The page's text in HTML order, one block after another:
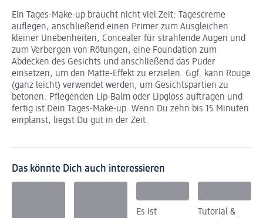
Ein Tages-Make-up braucht nicht viel Zeit: Tagescreme
auflegen, anschließend einen Primer zum Ausgleichen
kleiner Unebenheiten, Concealer für strahlende Augen und
zum Verbergen von Rötungen, eine Foundation zum
Abdecken des Gesichts und anschließend das Puder
einsetzen, um den Matte-Effekt zu erzielen. Ggf. kann Rouge
(ganz leicht) verwendet werden, um Gesichtspartien zu
betonen. Pflegenden Lip-Balm oder Lipgloss auftragen und
fertig ist Dein Tages-Make-up. Wenn Du zehn bis 15 Minuten
einplanst, liegst Du gut in der Zeit.
Das könnte Dich auch interessieren
Es ist
Tutorial &